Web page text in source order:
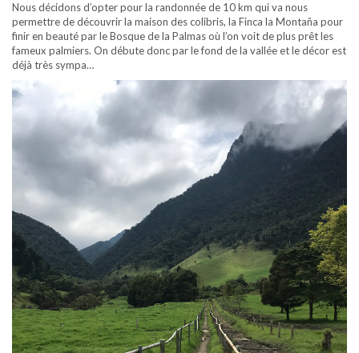
Nous décidons d’opter pour la randonnée de 10 km qui va nous
permettre de découvrir la maison des colibris, la Finca la Montaña pour
finir en beauté par le Bosque de la Palmas où l’on voit de plus prêt les
fameux palmiers. On débute donc par le fond de la vallée et le décor est
déjà très sympa…